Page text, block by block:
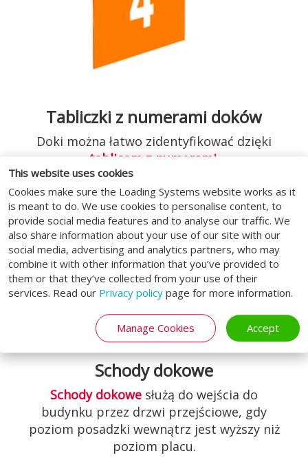
This website uses cookies
Cookies make sure the Loading Systems website works as it
is meant to do. We use cookies to personalise content, to
provide social media features and to analyse our traffic. We
also share information about your use of our site with our
social media, advertising and analytics partners, who may
combine it with other information that you’ve provided to
them or that they’ve collected from your use of their
services. Read our Privacy policy page for more information.
Manage Cookies Accept
Tabliczki z numerami doków
Doki można łatwo zidentyfikować dzięki
tablicom z numerami.
Schody dokowe
Schody dokowe służą do wejścia do
budynku przez drzwi przejściowe, gdy
poziom posadzki wewnątrz jest wyższy niż
poziom placu.